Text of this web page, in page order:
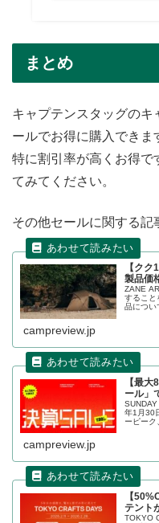
まとめ
キャプテンスタッグの
ールでお得に購入でき
特に割引率が高くお得で
てみてください。
その他セールに関する記
【ク
製品価
ZANE
すること
品につい
campreview.jp
【最
ール」
年1月30
ーピーク
販売さ
campreview.jp
【
テント
TOKYO